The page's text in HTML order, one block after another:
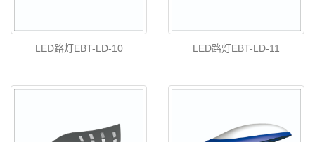
LED路灯EBT-LD-10 LED路灯EBT-LD-11